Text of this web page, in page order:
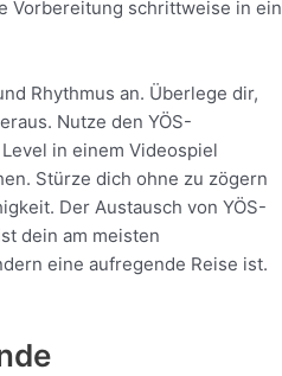
Vorbereitung schrittweise in ein
Rhythmus an. Überlege dir,
Nutze den YÖS-
in einem Videospiel
Stürze dich ohne zu zögern
Der Austausch von YÖS-
dein am meisten
eine aufregende Reise ist.